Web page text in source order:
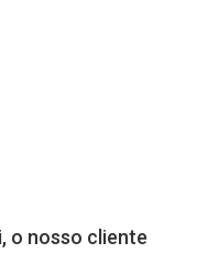
o nosso cliente